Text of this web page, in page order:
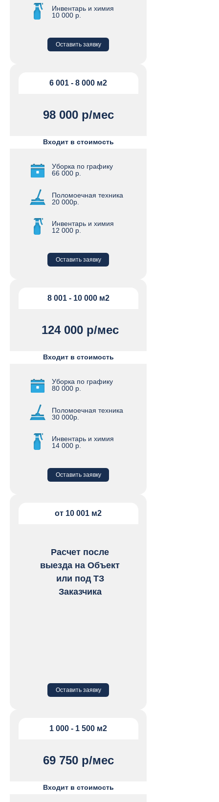
Инвентарь и химия
10 000 р.
Оставить заявку
6 001 - 8 000 м2
98 000 р/мес
Входит в стоимость
Уборка по графику
66 000 р.
Поломоечная техника
20 000р.
Инвентарь и химия
12 000 р.
Оставить заявку
8 001 - 10 000 м2
124 000 р/мес
Входит в стоимость
Уборка по графику
80 000 р.
Поломоечная техника
30 000р.
Инвентарь и химия
14 000 р.
Оставить заявку
от 10 001 м2
Расчет после
выезда на Объект
или под ТЗ
Заказчика
Оставить заявку
Регулярная выездная уборка
1 000 - 1 500 м2
69 750 р/мес
Входит в стоимость